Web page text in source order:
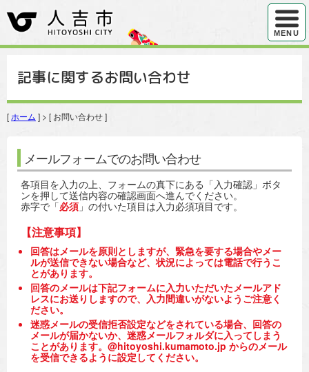
ハンバ
MENU
記事に関するお問い合わせ
[ ホーム ] > [ お問い合わせ ]
メールフォームでのお問い合わせ
各項目を入力の上、フォームの真下にある「入力確認」ボタ
ンを押して送信内容の確認画面へ進んでください。
赤字で「必須 」の付いた項目は入力必須項目です。
【注意事項】
回答はメールを原則としますが、緊急を要する場合やメー
ルが送信できない場合など、状況によっては電話で行うこ
とがあります。
回答のメールは下記フォームに入力いただいたメールアド
レスにお送りしますので、入力間違いがないようご注意く
ださい。
迷惑メールの受信拒否設定などをされている場合、回答の
メールが届かないか、迷惑メールフォルダに入ってしまう
ことがあります。@hitoyoshi.kumamoto.jp からのメール
を受信できるように設定してください。